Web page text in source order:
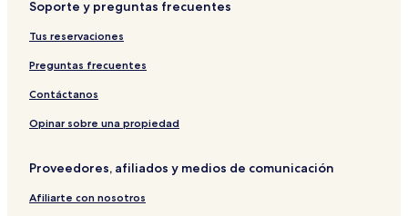
Soporte y preguntas frecuentes
Tus reservaciones
Preguntas frecuentes
Contáctanos
Opinar sobre una propiedad
Proveedores, afiliados y medios de comunicación
Afiliarte con nosotros